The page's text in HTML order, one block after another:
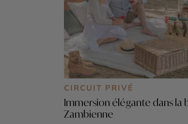
CIRCUIT PRIVÉ
Immersion élégante dans la
Zambienne